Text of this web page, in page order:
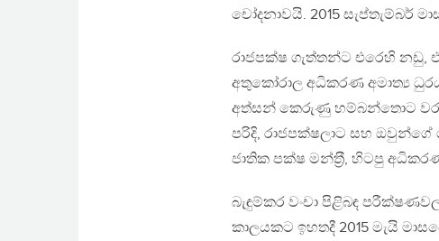
චෝදනාවයි. 2015 සැප්තැම්බර්
රාජපක්ෂ ගැත්තන්ට එරෙහි
අතුකෝරාල අධිකරණ අමාත්‍ය
අත්සන් කෙරුණු හම්බන්තොට
පරිදි, රාජපක්ෂලාට සහ ඔවුන්ගේ
ජාතික පක්ෂ මන්ත‍්‍රී, හිටපු
බැඳුම්කර වංචා පිළිබඳ
කාලයකට ඉහතදී 2015 මැයි